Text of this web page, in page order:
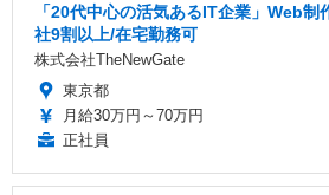
「20代中心の活気あるIT企業」Web制
社9割以上/在宅勤務可
株式会社TheNewGate
東京都
月給30万円～70万円
正社員